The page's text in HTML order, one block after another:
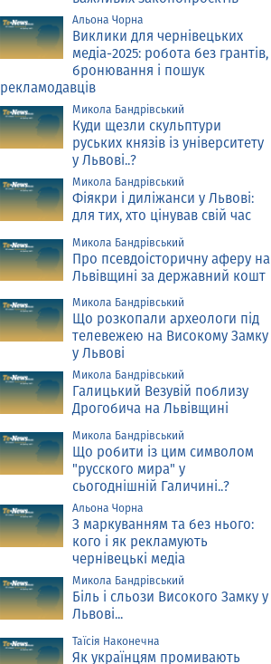
Альона Чорна
Виклики для чернівецьких
медіа-2025: робота без грантів,
бронювання і пошук
рекламодавців
Микола Бандрівський
Куди щезли скульптури
руських князів із університету
у Львові..?
Микола Бандрівський
Фіякри і диліжанси у Львові:
для тих, хто цінував свій час
Микола Бандрівський
Про псевдоісторичну аферу на
Львівщині за державний кошт
Микола Бандрівський
Що розкопали археологи під
телевежею на Високому Замку
у Львові
Микола Бандрівський
Галицький Везувій поблизу
Дрогобича на Львівщині
Микола Бандрівський
Що робити із цим символом
"русского мира" у
сьогоднішній Галичині..?
Альона Чорна
З маркуванням та без нього:
кого і як рекламують
чернівецькі медіа
Микола Бандрівський
Біль і сльози Високого Замку у
Львові...
Таїсія Наконечна
Як українцям промивають